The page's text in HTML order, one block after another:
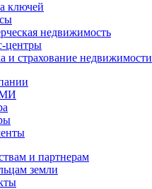
ключей
недвижимость
центры
и страхование недвижимости
и партнерам
земли